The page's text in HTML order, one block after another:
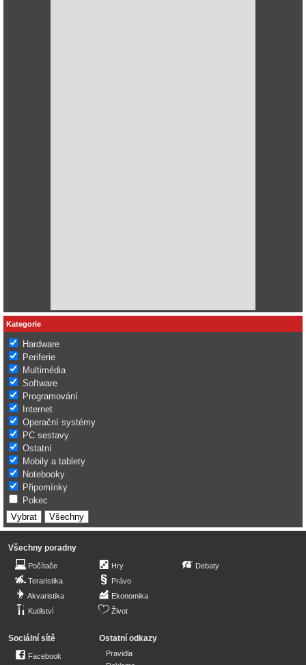
Kategorie
Hardware
Periferie
Multimédia
Software
Programování
Internet
Operační systémy
PC sestavy
Ostatní
Mobily a tablety
Notebooky
Připomínky
Pokec
Všechny poradny
Počítače
Teraristika
Akvaristika
Kutilství
Hry
Právo
Ekonomika
Život
Debaty
Sociální sítě
Facebook
Ostatní odkazy
Pravidla